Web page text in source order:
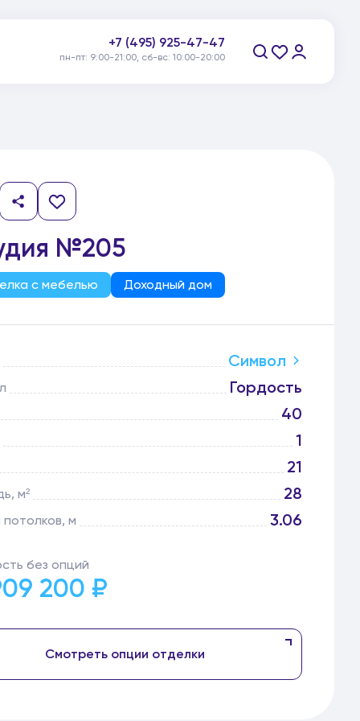
+7 (495) 925-47-47
пн-пт: 9:00-21:00, сб-вс: 10:00-20:00
Заказать звонок
№205
с мебелью Доходный дом
Символ
Гордость
40
1
21
м² 28
м 3.06
без опций
200 ₽
Смотреть опции отделки